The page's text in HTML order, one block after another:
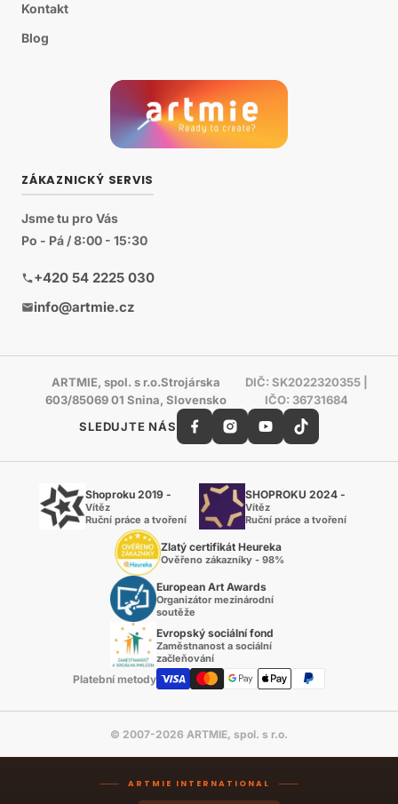
Kontakt
Blog
ZÁKAZNICKÝ SERVIS
Jsme tu pro Vás
Po - Pá / 8:00 - 15:30
+420 54 2225 030
info@artmie.cz
ARTMIE, spol. s r.o.Strojárska
603/85069 01 Snina, Slovensko
DIČ: SK2022320355 |
IČO: 36731684
SLEDUJTE NÁS
Shoproku 2019 -
Vítěz
Ruční práce a tvoření
SHOPROKU 2024 -
Vítěz
Ruční práce a tvoření
Zlatý certifikát Heureka
Ověřeno zákazníky - 98%
European Art Awards
Organizátor mezinárodní
soutěže
Evropský sociální fond
Zaměstnanost a sociální
začleňování
Platební metody
© 2007-2026 ARTMIE, spol. s r.o.
ARTMIE INTERNATIONAL